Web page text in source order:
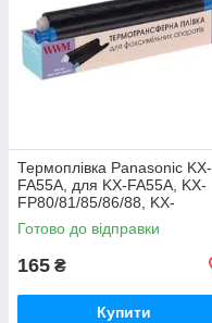
Термоплівка Panasonic KX-
FA55A, для KX-FA55A, KX-
FP80/81/85/86/88, KX-
FPC91/95, 45 м, WWM
(TTRKXFA55A)
Готово до відправки
165 ₴
Купити